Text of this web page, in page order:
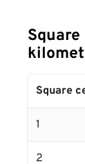
Square
1
2